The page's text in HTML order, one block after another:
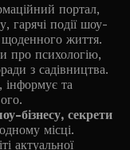
портал,
гарячі події шоу-
щоденного життя.
про психологію,
з садівництва.
та
бізнесу, секрети
місці.
актуальної